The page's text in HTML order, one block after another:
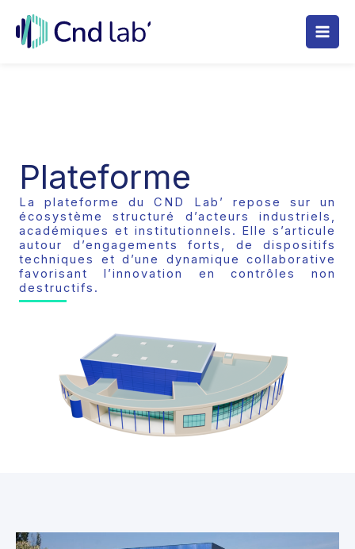
contenu
Plateforme
La plateforme du CND Lab’ repose sur un
écosystème structuré d’acteurs industriels,
académiques et institutionnels. Elle s’articule
autour d’engagements forts, de dispositifs
techniques et d’une dynamique collaborative
favorisant l’innovation en contrôles non
destructifs.